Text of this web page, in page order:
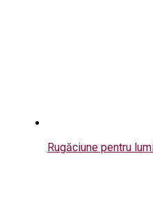
Rugăciune pentru